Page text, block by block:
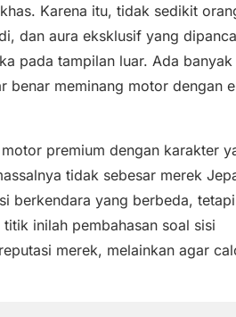
Karena itu, tidak sedikit
dan aura eksklusif yang
pada tampilan luar. Ada
benar meminang motor dengan
premium dengan karakter
tidak sebesar merek
berkendara yang berbeda, tetapi
inilah pembahasan soal sisi
merek, melainkan agar